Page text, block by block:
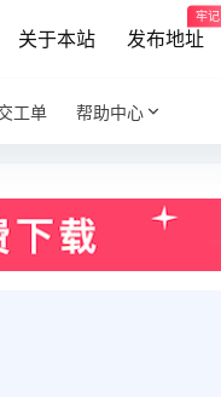
关于本站 发布地址
牢记
工单 帮助中心